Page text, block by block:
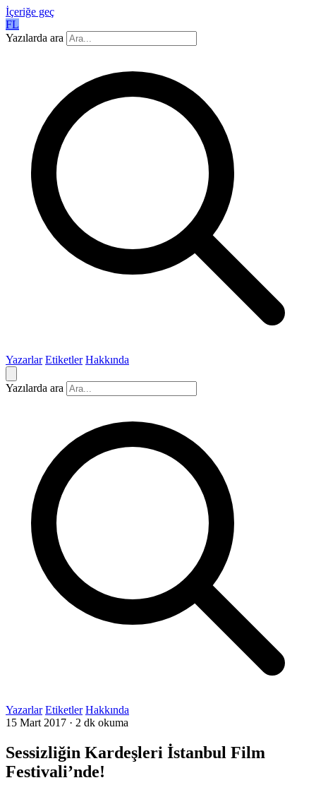
İçeriğe geç
FL
Yazılarda ara
Yazarlar Etiketler Hakkında
Yazılarda ara
Yazarlar Etiketler Hakkında
15 Mart 2017 · 2 dk okuma
Sessizliğin Kardeşleri İstanbul Film
Festivali’nde!